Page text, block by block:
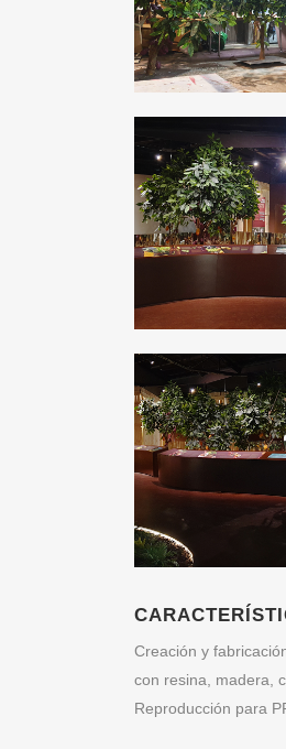
Creación y
con resina, madera,
Reproducción para